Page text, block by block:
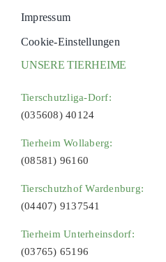
Impressum
Cookie-Einstellungen
UNSERE TIERHEIME
Tierschutzliga-Dorf:
(035608) 40124
Tierheim Wollaberg:
(08581) 96160
Tierschutzhof Wardenburg:
(04407) 9137541
Tierheim Unterheinsdorf:
(03765) 65196